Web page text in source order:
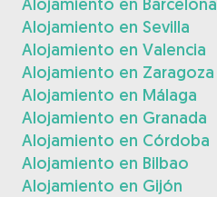
Alojamiento en Sevilla
Alojamiento en Valencia
Alojamiento en Zaragoza
Alojamiento en Málaga
Alojamiento en Granada
Alojamiento en Córdoba
Alojamiento en Bilbao
Alojamiento en Gijón